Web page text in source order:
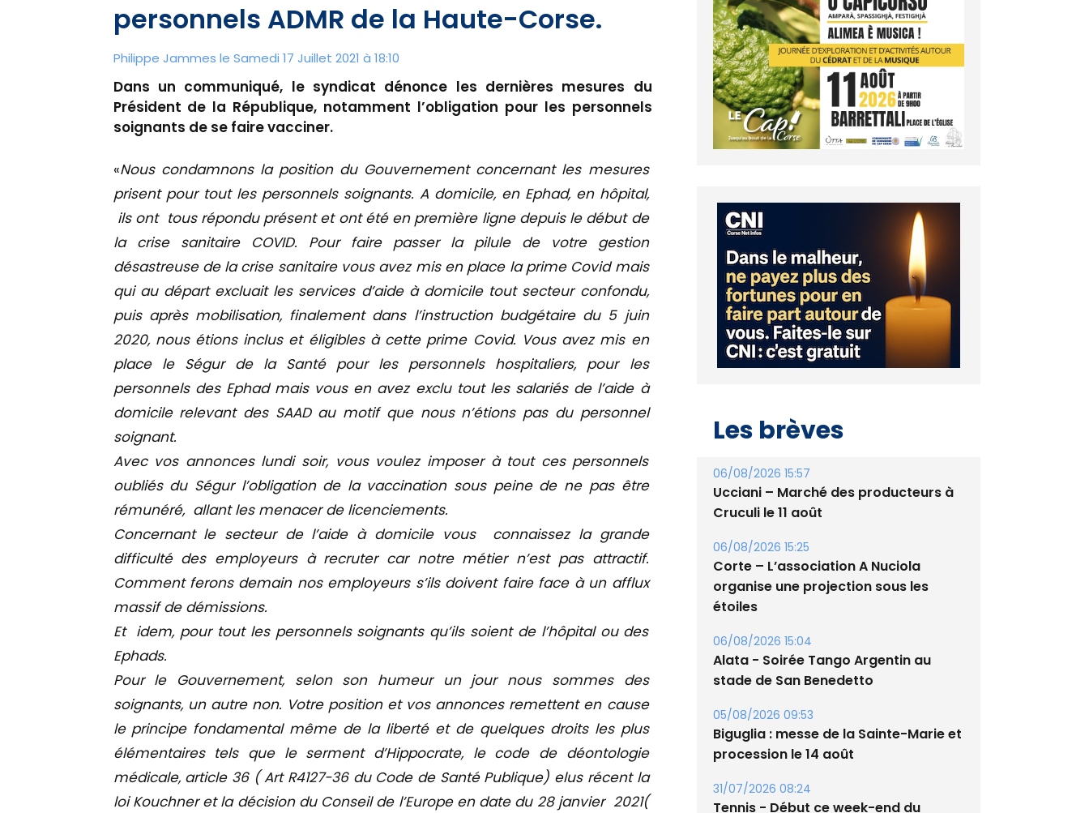
personnels ADMR de la Haute-Corse.
Philippe Jammes le Samedi 17 Juillet 2021 à 18:10
Dans un communiqué, le syndicat dénonce les dernières mesures du
Président de la République, notamment l’obligation pour les personnels
soignants de se faire vacciner.
«Nous condamnons la position du Gouvernement concernant les mesures
prisent pour tout les personnels soignants. A domicile, en Ephad, en hôpital,
ils ont tous répondu présent et ont été en première ligne depuis le début de
la crise sanitaire COVID. Pour faire passer la pilule de votre gestion
désastreuse de la crise sanitaire vous avez mis en place la prime Covid mais
qui au départ excluait les services d’aide à domicile tout secteur confondu,
puis après mobilisation, finalement dans l’instruction budgétaire du 5 juin
2020, nous étions inclus et éligibles à cette prime Covid. Vous avez mis en
place le Ségur de la Santé pour les personnels hospitaliers, pour les
personnels des Ephad mais vous en avez exclu tout les salariés de l’aide à
domicile relevant des SAAD au motif que nous n’étions pas du personnel
soignant.
Avec vos annonces lundi soir, vous voulez imposer à tout ces personnels
oubliés du Ségur l’obligation de la vaccination sous peine de ne pas être
rémunéré, allant les menacer de licenciements.
Concernant le secteur de l’aide à domicile vous connaissez la grande
difficulté des employeurs à recruter car notre métier n’est pas attractif.
Comment ferons demain nos employeurs s’ils doivent faire face à un afflux
massif de démissions.
Et idem, pour tout les personnels soignants qu’ils soient de l’hôpital ou des
Ephads.
Pour le Gouvernement, selon son humeur un jour nous sommes des
soignants, un autre non. Votre position et vos annonces remettent en cause
le principe fondamental même de la liberté et de quelques droits les plus
élémentaires tels que le serment d’Hippocrate, le code de déontologie
médicale, article 36 ( Art R4127-36 du Code de Santé Publique) elus récent la
loi Kouchner et la décision du Conseil de l’Europe en date du 28 janvier 2021(
Les brèves
06/08/2026 15:57
Cruculi le 11 août
06/08/2026 15:25
Corte – L’association A Nuciola
étoiles
06/08/2026 15:04
stade de San Benedetto
05/08/2026 09:53
procession le 14 août